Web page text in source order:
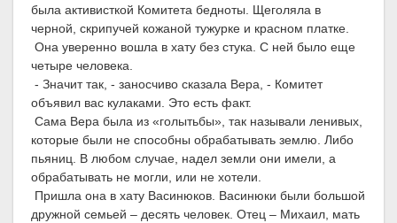
была активисткой Комитета бедноты. Щеголяла в
черной, скрипучей кожаной тужурке и красном платке.
Она уверенно вошла в хату без стука. С ней было еще
четыре человека.
- Значит так, - заносчиво сказала Вера, - Комитет
объявил вас кулаками. Это есть факт.
Сама Вера была из «голытьбы», так называли ленивых,
которые были не способны обрабатывать землю. Либо
пьяниц. В любом случае, надел земли они имели, а
обрабатывать не могли, или не хотели.
Пришла она в хату Васинюков. Васинюки были большой
дружной семьей – десять человек. Отец – Михаил, мать